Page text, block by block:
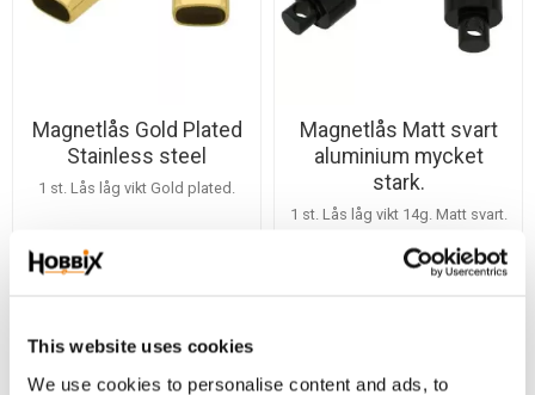
This website uses cookies
We use cookies to personalise content and ads, to
Magnetlås Gold Plated
Stainless steel
1 st. Lås låg vikt Gold plated.
Magnetlås Matt svart
aluminium mycket
stark.
1 st. Lås låg vikt 14g. Matt svart.
45,00KR